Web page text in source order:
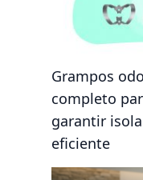
Grampos
completo
garantir
eficiente